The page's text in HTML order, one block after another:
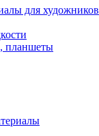
для художников
планшеты